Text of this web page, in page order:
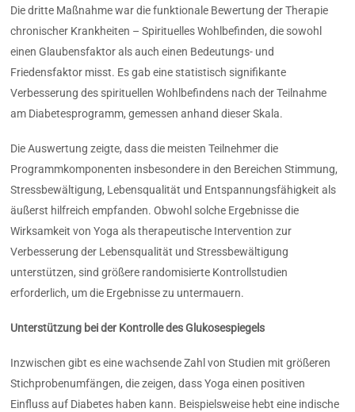
Die dritte Maßnahme war die funktionale Bewertung der Therapie
chronischer Krankheiten – Spirituelles Wohlbefinden, die sowohl
einen Glaubensfaktor als auch einen Bedeutungs- und
Friedensfaktor misst. Es gab eine statistisch signifikante
Verbesserung des spirituellen Wohlbefindens nach der Teilnahme
am Diabetesprogramm, gemessen anhand dieser Skala.
Die Auswertung zeigte, dass die meisten Teilnehmer die
Programmkomponenten insbesondere in den Bereichen Stimmung,
Stressbewältigung, Lebensqualität und Entspannungsfähigkeit als
äußerst hilfreich empfanden. Obwohl solche Ergebnisse die
Wirksamkeit von Yoga als therapeutische Intervention zur
Verbesserung der Lebensqualität und Stressbewältigung
unterstützen, sind größere randomisierte Kontrollstudien
erforderlich, um die Ergebnisse zu untermauern.
Unterstützung bei der Kontrolle des Glukosespiegels
Inzwischen gibt es eine wachsende Zahl von Studien mit größeren
Stichprobenumfängen, die zeigen, dass Yoga einen positiven
Einfluss auf Diabetes haben kann. Beispielsweise hebt eine indische